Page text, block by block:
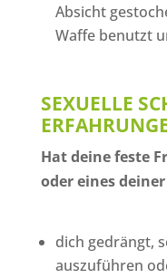
Absicht
Waffe benutzt
SEXUELLE
Hat deine feste
oder eines
dich gedrängt,
auszuführen